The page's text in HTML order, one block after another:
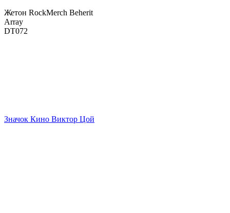
Жетон RockMerch Beherit
Array
DT072
Значок Кино Виктор Цой